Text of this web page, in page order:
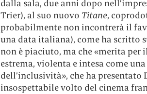
dalla sala, due anni dopo
Trier), al suo nuovo Titane,
probabilmente non incontrerà il
una data italiana), come ha scritto
non è piaciuto, ma che «merita
estrema, violenta e intesa come
dell’inclusività», che ha
insospettabile volto del cinema